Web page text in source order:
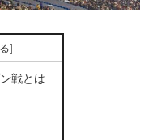
戦とは